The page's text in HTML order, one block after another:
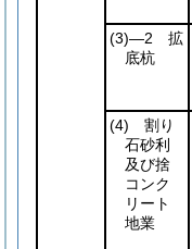
(3)―2 拡
底杭
(4) 割り
石砂利
及び捨
コンク
リート
地業